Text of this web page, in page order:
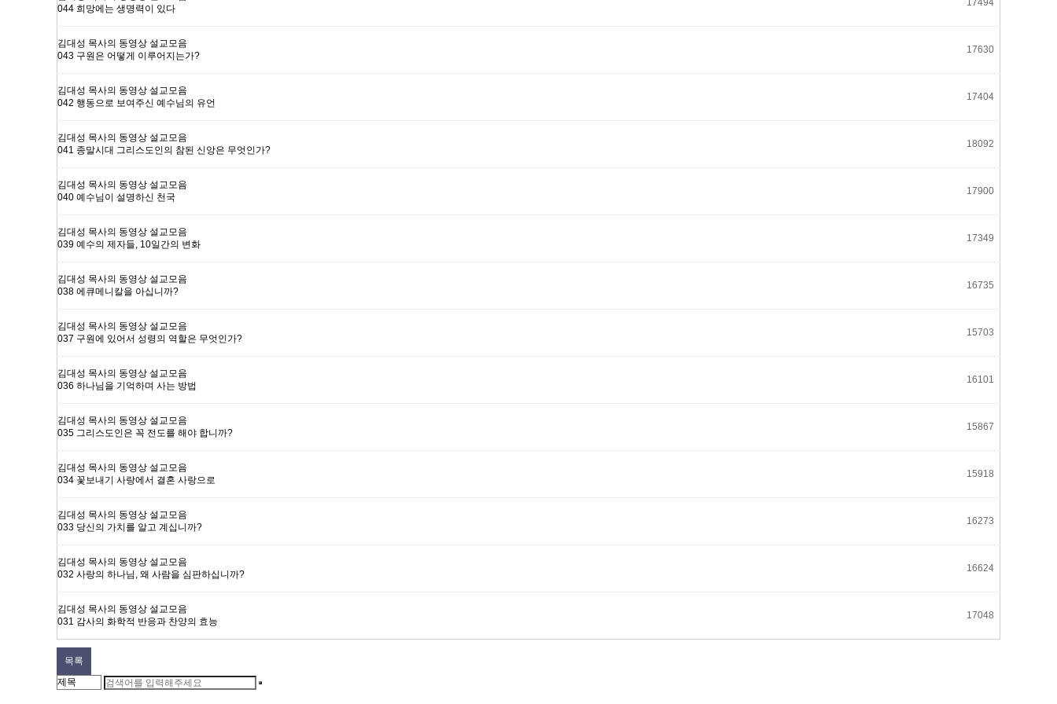
044 희망에는 생명력이 있다
17494
김대성 목사의 동영상 설교모음
043 구원은 어떻게 이루어지는가?
17630
김대성 목사의 동영상 설교모음
042 행동으로 보여주신 예수님의 유언
17404
김대성 목사의 동영상 설교모음
041 종말시대 그리스도인의 참된 신앙은 무엇인가?
18092
김대성 목사의 동영상 설교모음
040 예수님이 설명하신 천국
17900
김대성 목사의 동영상 설교모음
039 예수의 제자들, 10일간의 변화
17349
김대성 목사의 동영상 설교모음
038 에큐메니칼을 아십니까?
16735
김대성 목사의 동영상 설교모음
037 구원에 있어서 성령의 역할은 무엇인가?
15703
김대성 목사의 동영상 설교모음
036 하나님을 기억하며 사는 방법
16101
김대성 목사의 동영상 설교모음
035 그리스도인은 꼭 전도를 해야 합니까?
15867
김대성 목사의 동영상 설교모음
034 꽃보내기 사랑에서 결혼 사랑으로
15918
김대성 목사의 동영상 설교모음
033 당신의 가치를 알고 계십니까?
16273
김대성 목사의 동영상 설교모음
032 사랑의 하나님, 왜 사람을 심판하십니까?
16624
김대성 목사의 동영상 설교모음
031 감사의 화학적 반응과 찬양의 효능
17048
목록